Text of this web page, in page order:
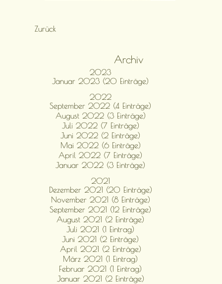
Zurück
Archiv
2023
Januar 2023 (20 Einträge)
2022
September 2022 (4 Einträge)
August 2022 (3 Einträge)
Juli 2022 (7 Einträge)
Juni 2022 (2 Einträge)
Mai 2022 (6 Einträge)
April 2022 (7 Einträge)
Januar 2022 (3 Einträge)
2021
Dezember 2021 (20 Einträge)
November 2021 (8 Einträge)
September 2021 (12 Einträge)
August 2021 (2 Einträge)
Juli 2021 (1 Eintrag)
Juni 2021 (2 Einträge)
April 2021 (2 Einträge)
März 2021 (1 Eintrag)
Februar 2021 (1 Eintrag)
Januar 2021 (2 Einträge)